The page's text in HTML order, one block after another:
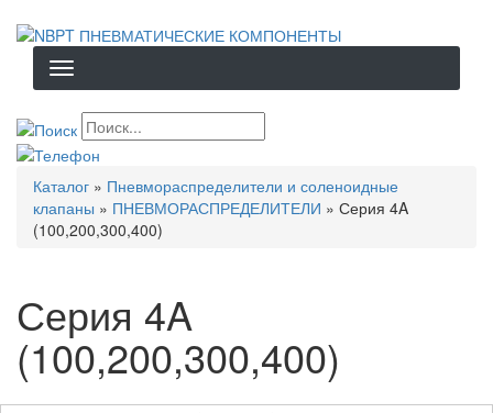
основному
содержанию
Строка
навигации
Каталог
Пневмораспределители и соленоидные
клапаны
ПНЕВМОРАСПРЕДЕЛИТЕЛИ
Серия 4A
(100,200,300,400)
Серия 4A
(100,200,300,400)